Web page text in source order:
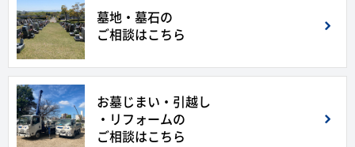
墓地・墓石の
ご相談はこちら
お墓じまい・引越し
・リフォームの
ご相談はこちら